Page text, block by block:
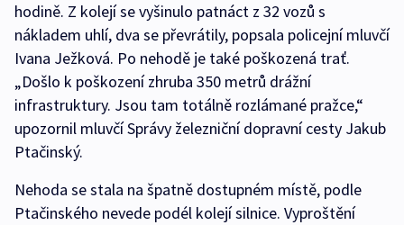
hodině. Z kolejí se vyšinulo patnáct z 32 vozů s
nákladem uhlí, dva se převrátily, popsala policejní mluvčí
Ivana Ježková. Po nehodě je také poškozená trať.
„Došlo k poškození zhruba 350 metrů drážní
infrastruktury. Jsou tam totálně rozlámané pražce,“
upozornil mluvčí Správy železniční dopravní cesty Jakub
Ptačinský.
Nehoda se stala na špatně dostupném místě, podle
Ptačinského nevede podél kolejí silnice. Vyproštění